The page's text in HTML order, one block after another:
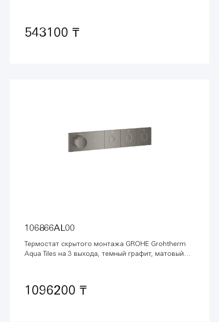
543100 ₸
106866AL00
Термостат скрытого монтажа GROHE Grohtherm
Aqua Tiles на 3 выхода, темный графит, матовый
1096200 ₸